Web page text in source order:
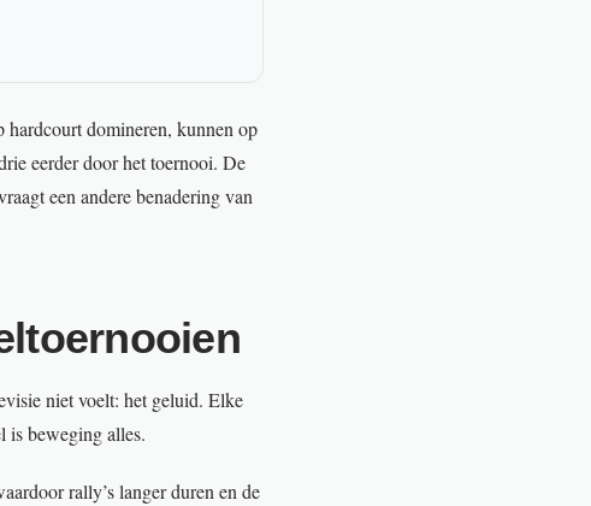
hardcourt domineren, kunnen op
eerder door het toernooi. De
een andere benadering van
niet voelt: het geluid. Elke
is beweging alles.
rally’s langer duren en de